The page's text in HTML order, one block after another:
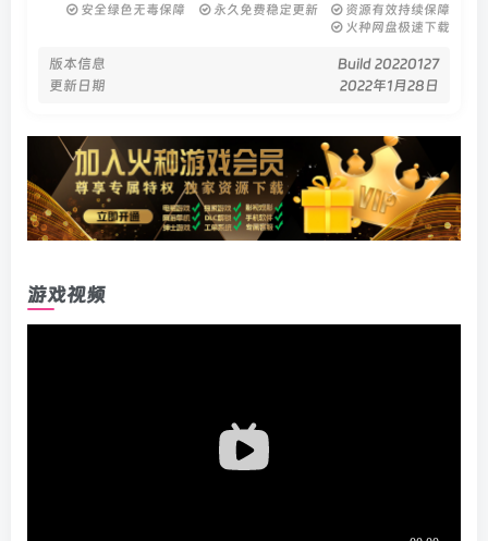
安全绿色无毒保障 永久免费稳定更新
资源有效持续保障
火种网盘极速下载
版本信息
Build 20220127
更新日期
2022年1月28日
游戏视频